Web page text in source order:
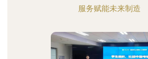
服务赋能未来制造